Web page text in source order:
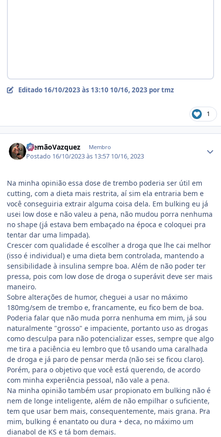
Editado 16/10/2023 às 13:10 10/16, 2023 por tmz
1
AlemãoVazquez Membro
Postado 16/10/2023 às 13:57 10/16, 2023
Na minha opinião essa dose de trembo poderia ser útil em
cutting, com a dieta mais restrita, aí sim ela entraria bem e
você conseguiria extrair alguma coisa dela. Em bulking eu já
usei low dose e não valeu a pena, não mudou porra nenhuma
no shape (já estava bem embaçado na época e coloquei pra
tentar dar uma limpada).
Crescer com qualidade é escolher a droga que lhe cai melhor
(isso é individual) e uma dieta bem controlada, mantendo a
sensibilidade à insulina sempre boa. Além de não poder ter
pressa, pois com low dose de droga o superávit deve ser mais
maneiro.
Sobre alterações de humor, cheguei a usar no máximo
180mg/sem de trembo e, francamente, eu fico bem de boa.
Poderia falar que não muda porra nenhuma em mim, já sou
naturalmente "grosso" e impaciente, portanto uso as drogas
como desculpa para não potencializar esses, sempre que algo
me tira a paciência eu lembro que tô usando uma caralhada
de droga e já paro de pensar merda (não sei se ficou claro).
Porém, para o objetivo que você está querendo, de acordo
com minha experiência pessoal, não vale a pena.
Na minha opinião também usar propionato em bulking não é
nem de longe inteligente, além de não empilhar o suficiente,
tem que usar bem mais, consequentemente, mais grana. Pra
mim, bulking é enantato ou dura + deca, no máximo um
dianabol de KS e tá bom demais.